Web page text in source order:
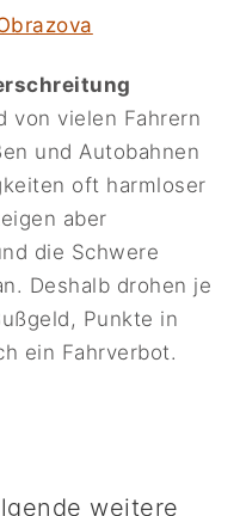
von vielen Fahrern
und Autobahnen
oft harmloser
aber
die Schwere
Deshalb drohen je
Punkte in
ein Fahrverbot.
weitere